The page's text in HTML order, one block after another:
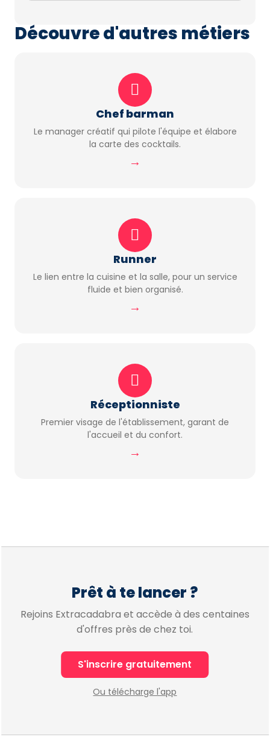
Découvre d'autres métiers
Chef barman
Le manager créatif qui pilote l'équipe et élabore
la carte des cocktails.
→
Runner
Le lien entre la cuisine et la salle, pour un service
fluide et bien organisé.
→
Réceptionniste
Premier visage de l'établissement, garant de
l'accueil et du confort.
→
Prêt à te lancer ?
Rejoins Extracadabra et accède à des centaines
d'offres près de chez toi.
S'inscrire gratuitement
Ou télécharge l'app